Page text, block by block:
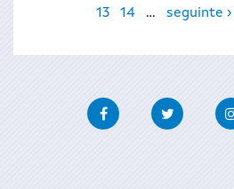
13
14 … seguinte ›
FacebookTwitter